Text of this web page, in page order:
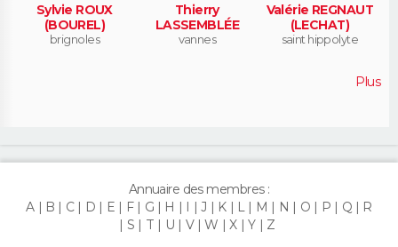
Sylvie ROUX
(BOUREL)
brignoles
Thierry
LASSEMBLÉE
vannes
Valérie REGNAUT
(LECHAT)
saint hippolyte
Plus
Annuaire des membres :
A
B C D E F G H J K L M N O P Q
R
S
T U V W X Y Z